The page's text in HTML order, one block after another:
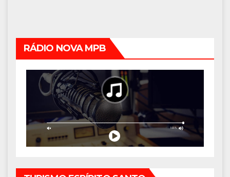
RÁDIO NOVA MPB